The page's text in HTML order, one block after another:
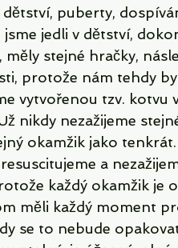
puberty,
jedli v dětství,
měly stejné hračky,
protože nám tehdy
vytvořenou tzv. kotvu
nikdy nezažijeme
okamžik jako
a
každý okamžik je
měli každý moment
se to nebude